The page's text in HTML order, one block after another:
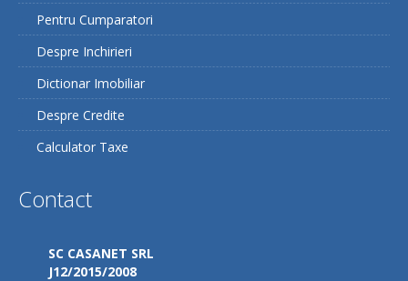
Pentru Cumparatori
Despre Inchirieri
Dictionar Imobiliar
Despre Credite
Calculator Taxe
Contact
SC CASANET SRL
J12/2015/2008